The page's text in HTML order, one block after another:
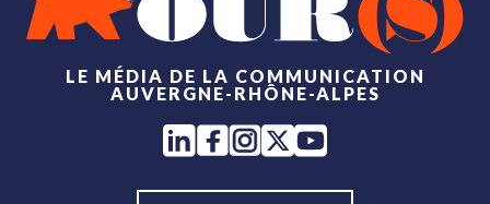
LE MÉDIA DE LA COMMUNICATION
AUVERGNE-RHÔNE-ALPES